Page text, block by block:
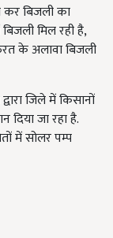
कर बिजली का
मिल रही है,
के अलावा बिजली
जिले में किसानों
जा रहा है.
में सोलर पम्प